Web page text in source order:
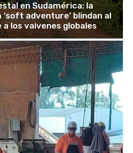
en Sudamérica: la
adventure’ blindan al
los vaivenes globales